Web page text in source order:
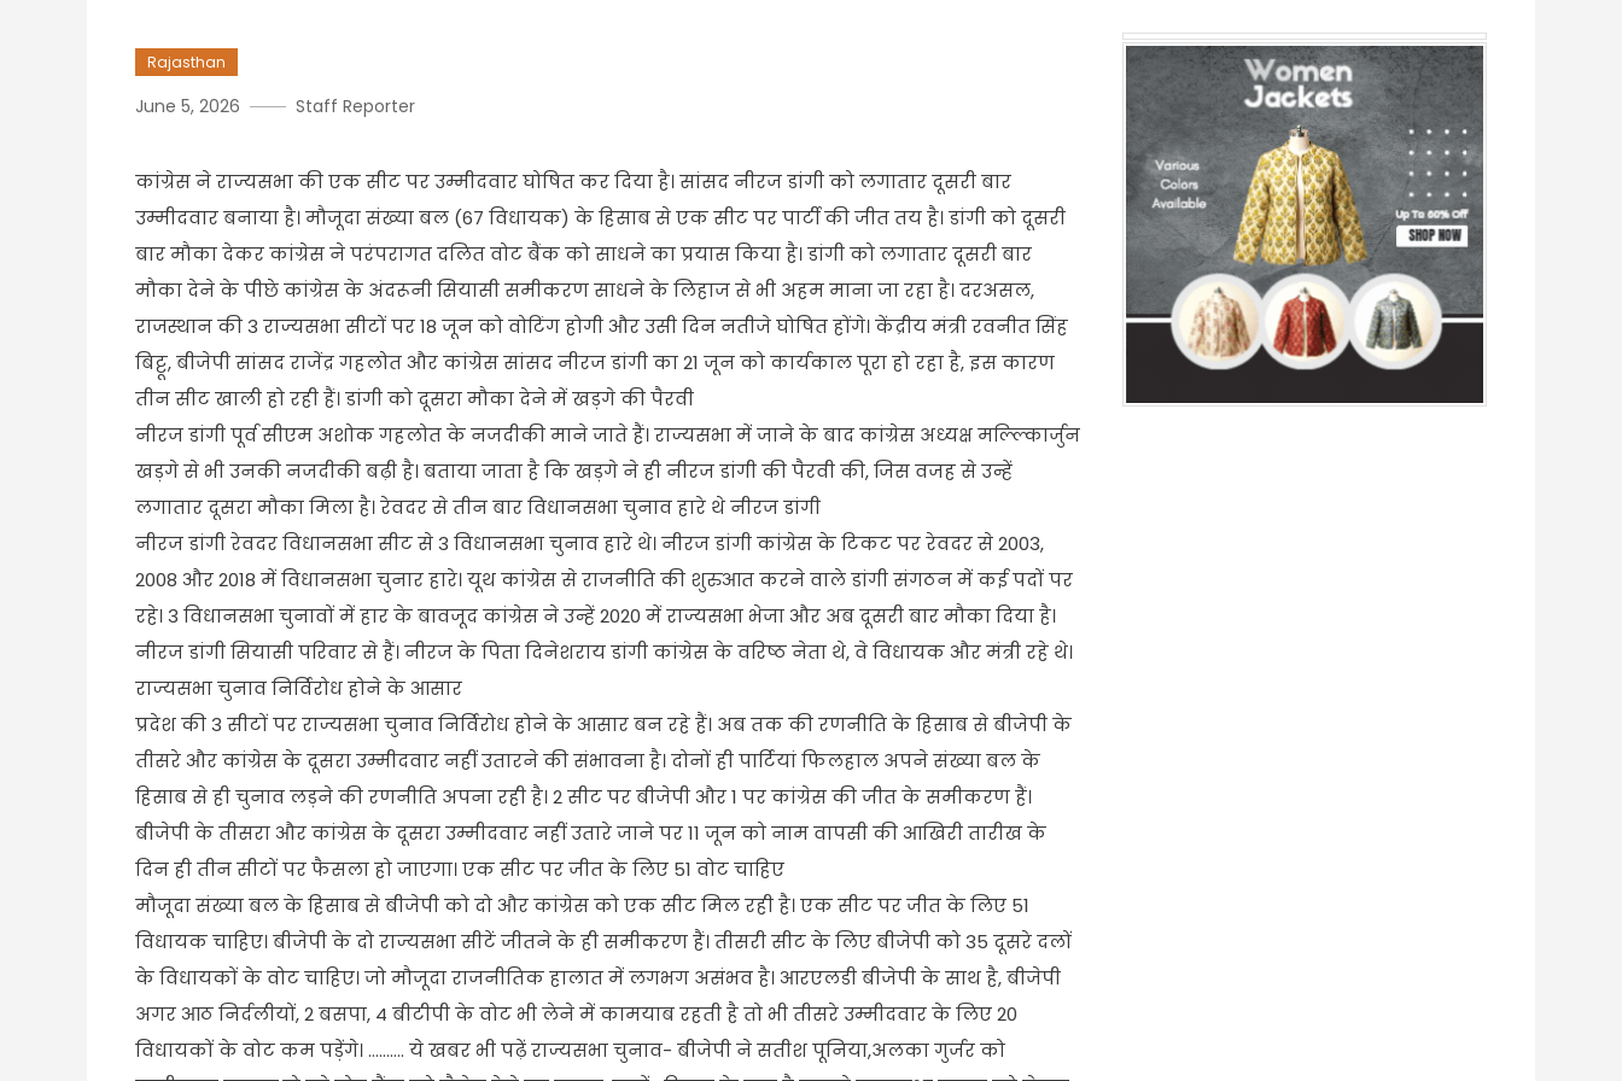
Rajasthan
June 5, 2026 Staff Reporter
कांग्रेस ने राज्यसभा की एक सीट पर उम्मीदवार घोषित कर दिया है। सांसद नीरज डांगी को लगातार दूसरी बार
उम्मीदवार बनाया है। मौजूदा संख्या बल (67 विधायक) के हिसाब से एक सीट पर पार्टी की जीत तय है। डांगी को दूसरी
बार मौका देकर कांग्रेस ने परंपरागत दलित वोट बैंक को साधने का प्रयास किया है। डांगी को लगातार दूसरी बार
मौका देने के पीछे कांग्रेस के अंदरूनी सियासी समीकरण साधने के लिहाज से भी अहम माना जा रहा है। दरअसल,
राजस्थान की 3 राज्यसभा सीटों पर 18 जून को वोटिंग होगी और उसी दिन नतीजे घोषित होंगे। केंद्रीय मंत्री रवनीत सिंह
बिट्टू, बीजेपी सांसद राजेंद्र गहलोत और कांग्रेस सांसद नीरज डांगी का 21 जून को कार्यकाल पूरा हो रहा है, इस कारण
तीन सीट खाली हो रही हैं। डांगी को दूसरा मौका देने में खड़गे की पैरवी
नीरज डांगी पूर्व सीएम अशोक गहलोत के नजदीकी माने जाते हैं। राज्यसभा में जाने के बाद कांग्रेस अध्यक्ष मल्ल्किार्जुन
खड़गे से भी उनकी नजदीकी बढ़ी है। बताया जाता है कि खड़गे ने ही नीरज डांगी की पैरवी की, जिस वजह से उन्हें
लगातार दूसरा मौका मिला है। रेवदर से तीन बार विधानसभा चुनाव हारे थे नीरज डांगी
नीरज डांगी रेवदर विधानसभा सीट से 3 विधानसभा चुनाव हारे थे। नीरज डांगी कांग्रेस के टिकट पर रेवदर से 2003,
2008 और 2018 में विधानसभा चुनार हारे। यूथ कांग्रेस से राजनीति की शुरुआत करने वाले डांगी संगठन में कई पदों पर
रहे। 3 विधानसभा चुनावों में हार के बावजूद कांग्रेस ने उन्हें 2020 में राज्यसभा भेजा और अब दूसरी बार मौका दिया है।
नीरज डांगी सियासी परिवार से हैं। नीरज के पिता दिनेशराय डांगी कांग्रेस के वरिष्ठ नेता थे, वे विधायक और मंत्री रहे थे।
राज्यसभा चुनाव निर्विरोध होने के आसार
प्रदेश की 3 सीटों पर राज्यसभा चुनाव निर्विरोध होने के आसार बन रहे हैं। अब तक की रणनीति के हिसाब से बीजेपी के
तीसरे और कांग्रेस के दूसरा उम्मीदवार नहीं उतारने की संभावना है। दोनों ही पार्टियां फिलहाल अपने संख्या बल के
हिसाब से ही चुनाव लड़ने की रणनीति अपना रही है। 2 सीट पर बीजेपी और 1 पर कांग्रेस की जीत के समीकरण हैं।
बीजेपी के तीसरा और कांग्रेस के दूसरा उम्मीदवार नहीं उतारे जाने पर 11 जून को नाम वापसी की आखिरी तारीख के
दिन ही तीन सीटों पर फैसला हो जाएगा। एक सीट पर जीत के लिए 51 वोट चाहिए
मौजूदा संख्या बल के हिसाब से बीजेपी को दो और कांग्रेस को एक सीट मिल रही है। एक सीट पर जीत के लिए 51
विधायक चाहिए। बीजेपी के दो राज्यसभा सीटें जीतने के ही समीकरण हैं। तीसरी सीट के लिए बीजेपी को 35 दूसरे दलों
के विधायकों के वोट चाहिए। जो मौजूदा राजनीतिक हालात में लगभग असंभव है। आरएलडी बीजेपी के साथ है, बीजेपी
अगर आठ निर्दलीयों, 2 बसपा, 4 बीटीपी के वोट भी लेने में कामयाब रहती है तो भी तीसरे उम्मीदवार के लिए 20
विधायकों के वोट कम पड़ेंगे। ………. ये खबर भी पढ़ें राज्यसभा चुनाव- बीजेपी ने सतीश पूनिया,अलका गुर्जर को